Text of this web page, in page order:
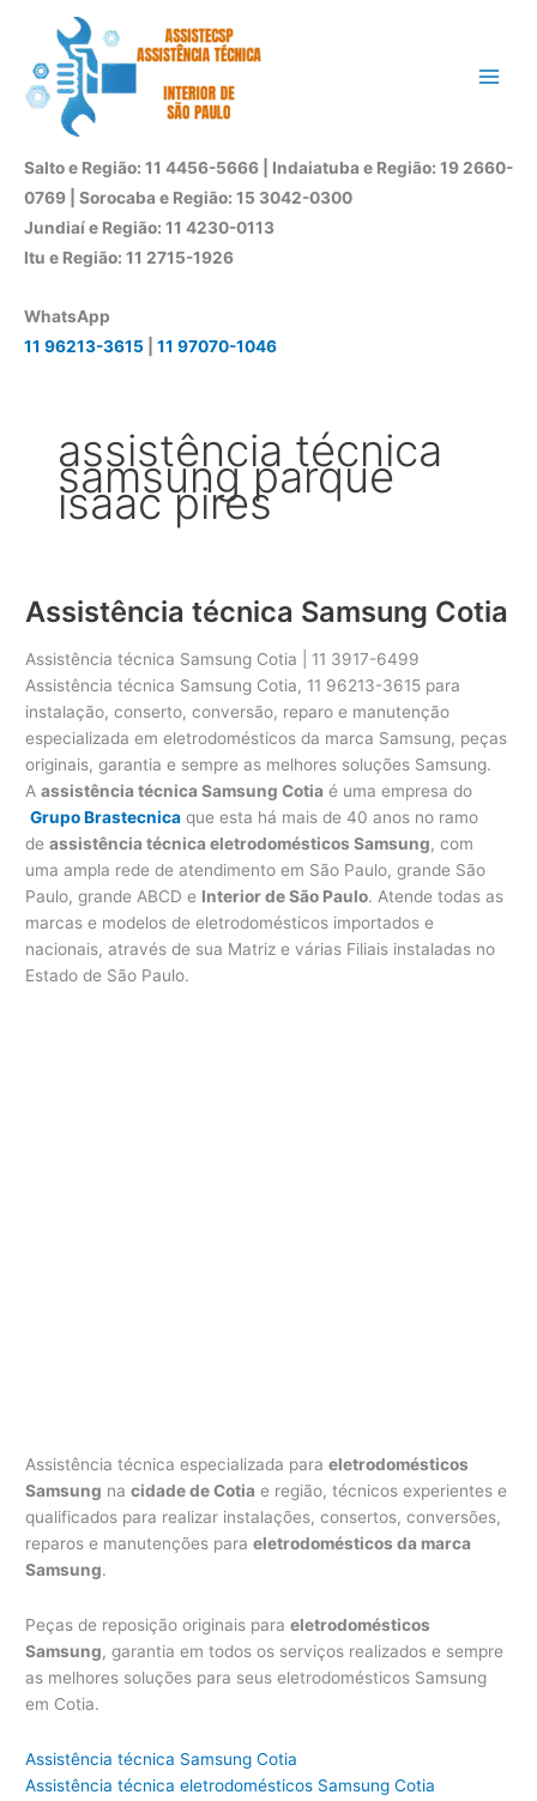
conteúdo
Salto e Região: 11 4456-5666 | Indaiatuba e Região: 19 2660-
0769 | Sorocaba e Região: 15 3042-0300
Jundiaí e Região: 11 4230-0113
Itu e Região: 11 2715-1926
WhatsApp
11 96213-3615
11 97070-1046
assistência técnica
samsung parque
isaac pires
Assistência técnica Samsung Cotia
Assistência técnica Samsung Cotia | 11 3917-6499
Assistência técnica Samsung Cotia, 11 96213-3615 para
instalação, conserto, conversão, reparo e manutenção
especializada em eletrodomésticos da marca Samsung, peças
originais, garantia e sempre as melhores soluções Samsung.
Aassistência técnica Samsung Cotia é uma empresa do
Grupo Brastecnica que esta há mais de 40 anos no ramo
deassistência técnica eletrodomésticos Samsung, com
uma ampla rede de atendimento em São Paulo, grande São
Paulo, grande ABCD e Interior de São Paulo. Atende todas as
marcas e modelos de eletrodomésticos importados e
nacionais, através de sua Matriz e várias Filiais instaladas no
Estado de São Paulo.
Assistência técnica especializada paraeletrodomésticos
Samsung nacidade de Cotia e região, técnicos experientes e
qualificados para realizar instalações, consertos, conversões,
reparos e manutenções paraeletrodomésticos da marca
Samsung.
Peças de reposição originais paraeletrodomésticos
Samsung, garantia em todos os serviços realizados e sempre
as melhores soluções para seus eletrodomésticos Samsung
em Cotia.
Assistência técnica Samsung Cotia
Assistência técnica eletrodomésticos Samsung Cotia